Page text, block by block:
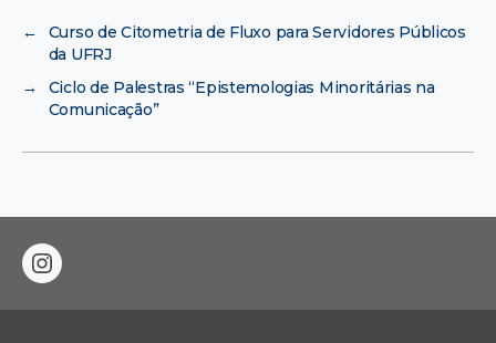
←
Curso de Citometria de Fluxo para Servidores Públicos
da UFRJ
→
Ciclo de Palestras “Epistemologias Minoritárias na
Comunicação”
instagram